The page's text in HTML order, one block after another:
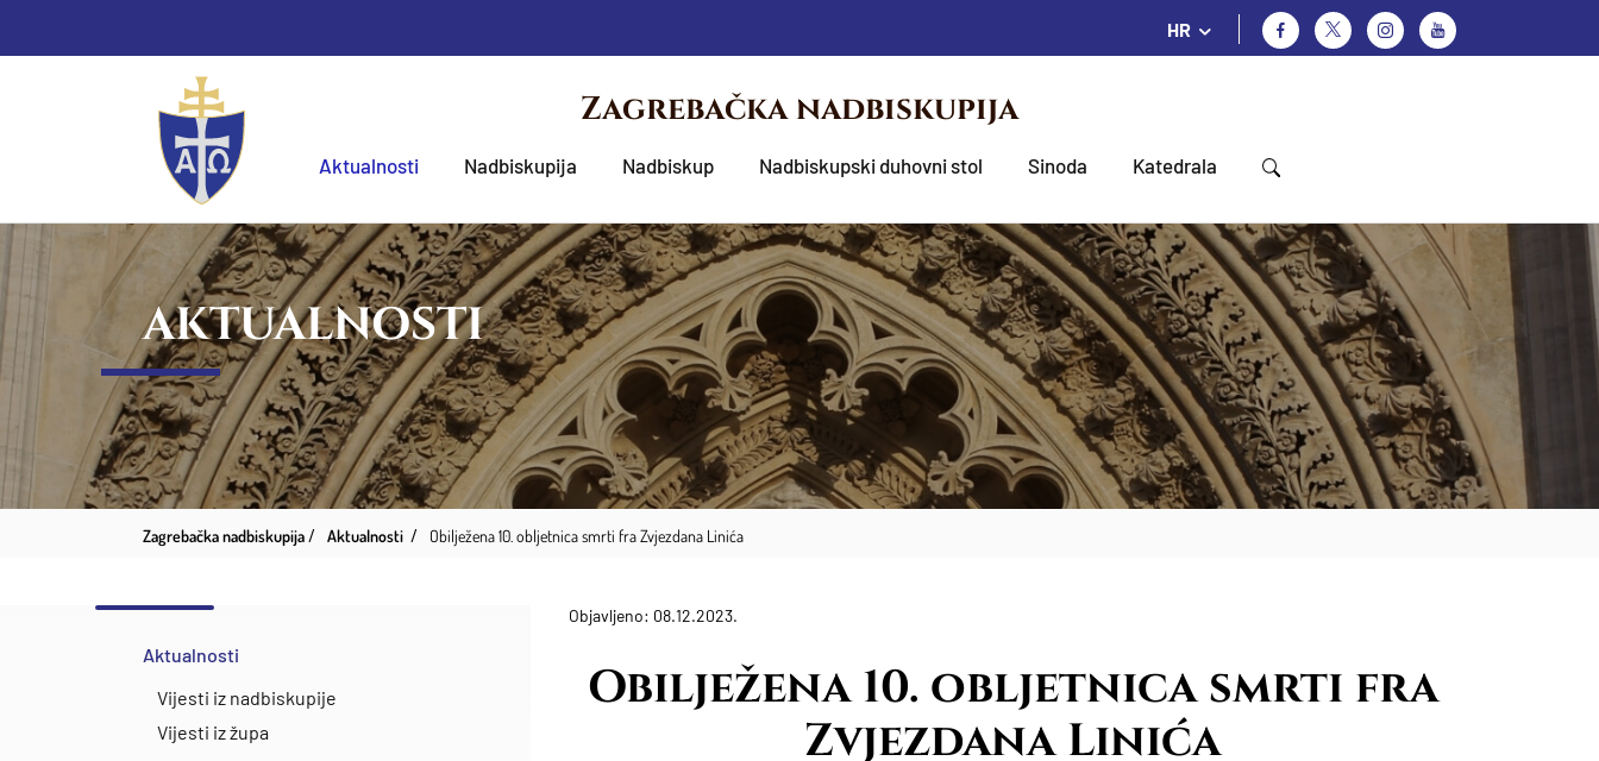
HR
Zagrebačka nadbiskupija
Aktualnosti Nadbiskupija Nadbiskup Nadbiskupski duhovni stol Sinoda Katedrala
AKTUALNOSTI
Zagrebačka nadbiskupija Aktualnosti Obilježena 10. obljetnica smrti fra Zvjezdana Linića
Aktualnosti
Vijesti iz nadbiskupije
Vijesti iz župa
Objavljeno: 08.12.2023.
Obilježena 10. obljetnica smrti fra
Zvjezdana Linića